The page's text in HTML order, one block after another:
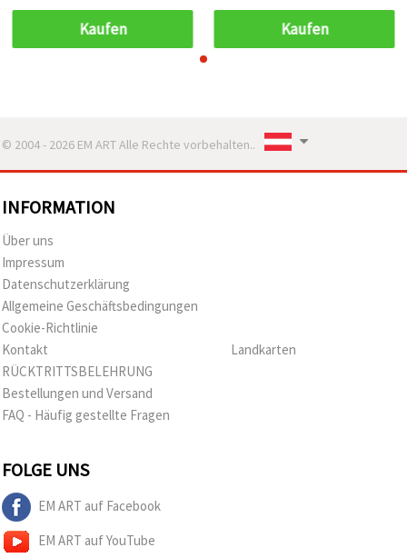
Bastelprojekte
Kaufen
Bastelprojekte
Kaufen
© 2004 - 2026 EM ART Alle Rechte vorbehalten..
INFORMATION
Über uns
Impressum
Datenschutzerklärung
Allgemeine Geschäftsbedingungen
Cookie-Richtlinie
Kontakt
RÜCKTRITTSBELEHRUNG
Bestellungen und Versand
FAQ - Häufig gestellte Fragen
Landkarten
FOLGE UNS
EM ART auf Facebook
EM ART auf YouTube